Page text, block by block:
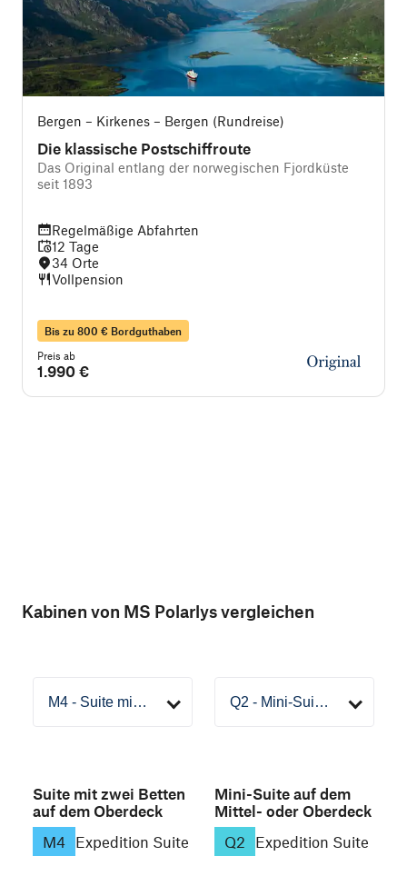
Bergen – Kirkenes – Bergen (Rundreise)
Die klassische Postschiffroute
Das Original entlang der norwegischen Fjordküste
seit 1893
Regelmäßige Abfahrten
12 Tage
34 Orte
Vollpension
Bis zu 800 € Bordguthaben
Preis ab
1.990 €
Kabinen von MS Polarlys vergleichen
Suite mit zwei Betten
auf dem Oberdeck
M4 Expedition Suite
Mini-Suite auf dem
Mittel- oder Oberdeck
Q2
Expedition Suite